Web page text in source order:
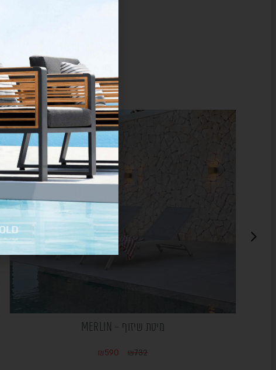
מיטת שיזוף – MERLIN
₪732
₪590
ONLINE
ONLY